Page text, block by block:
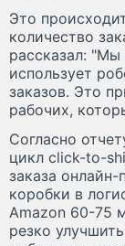
Это
количество
рассказал:
использует
заказов. Это
рабочих,
Согласно
цикл click-to-
заказа
коробки в
Amazon 60-75
резко